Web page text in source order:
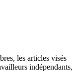
les articles visés
indépendants,